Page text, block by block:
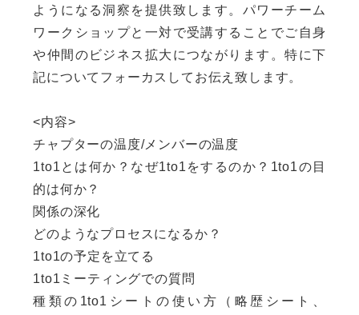
ようになる洞察を提供致します。パワーチーム
ワークショップと一対で受講することでご自身
や仲間のビジネス拡大につながります。特に下
記についてフォーカスしてお伝え致します。
<内容>
チャプターの温度/メンバーの温度
1to1とは何か？なぜ1to1をするのか？1to1の目
的は何か？
関係の深化
どのようなプロセスになるか？
1to1の予定を立てる
1to1ミーティングでの質問
種類の1to1シートの使い方（略歴シート、